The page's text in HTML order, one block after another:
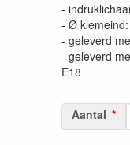
-
- Ø
- geleverd
- geleverd
E18
Aantal